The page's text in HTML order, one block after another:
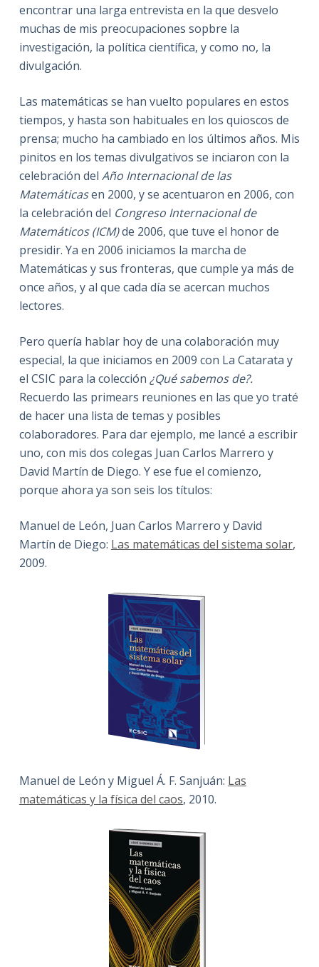
encontrar una larga entrevista en la que desvelo
muchas de mis preocupaciones sopbre la
investigación, la política científica, y como no, la
divulgación.
Las matemáticas se han vuelto populares en estos
tiempos, y hasta son habituales en los quioscos de
prensa; mucho ha cambiado en los últimos años. Mis
pinitos en los temas divulgativos se inciaron con la
celebración del Año Internacional de las
Matemáticasen 2000, y se acentuaron en 2006, con
la celebración del Congreso Internacional de
Matemáticos (ICM)de 2006, que tuve el honor de
presidir. Ya en 2006 iniciamos la marcha de
Matemáticas y sus fronteras, que cumple ya más de
once años, y al que cada día se acercan muchos
lectores.
Pero quería hablar hoy de una colaboración muy
especial, la que iniciamos en 2009 con La Catarata y
el CSIC para la colección ¿Qué sabemos de?.
Recuerdo las primears reuniones en las que yo traté
de hacer una lista de temas y posibles
colaboradores. Para dar ejemplo, me lancé a escribir
uno, con mis dos colegas Juan Carlos Marrero y
David Martín de Diego. Y ese fue el comienzo,
porque ahora ya son seis los títulos:
Manuel de León, Juan Carlos Marrero y David
Martín de Diego: Las matemáticas del sistema solar,
2009.
Manuel de León y Miguel Á. F. Sanjuán: Las
matemáticas y la física del caos, 2010.